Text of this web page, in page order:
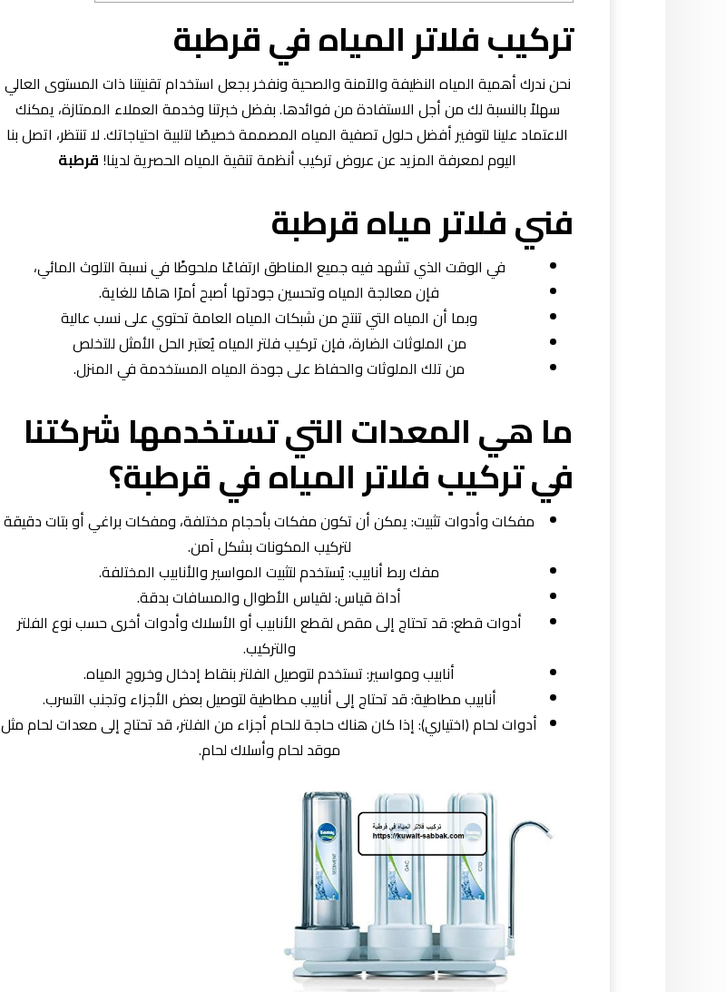
تركيب فلاتر المياه في قرطبة
نحن ندرك أهمية المياه النظيفة والآمنة والصحية ونفخر بجعل استخدام تقنيتنا ذات المستوى العالي
سهلاً بالنسبة لك من أجل الاستفادة من فوائدها. بفضل خبرتنا وخدمة العملاء الممتازة، يمكنك
الاعتماد علينا لتوفير أفضل حلول تصفية المياه المصممة خصيصًا لتلبية احتياجاتك. لا تنتظر، اتصل بنا
اليوم لمعرفة المزيد عن عروض تركيب أنظمة تنقية المياه الحصرية لدينا! قرطبة
فني فلاتر مياه قرطبة
في الوقت الذي تشهد فيه جميع المناطق ارتفاعًا ملحوظًا في نسبة التلوث المائي،
فإن معالجة المياه وتحسين جودتها أصبح أمرًا هامًا للغاية.
وبما أن المياه التي تنتج من شبكات المياه العامة تحتوي على نسب عالية
من الملوثات الضارة، فإن تركيب فلتر المياه يُعتبر الحل الأمثل للتخلص
من تلك الملوثات والحفاظ على جودة المياه المستخدمة في المنزل.
ما هي المعدات التي تستخدمها شركتنا
في تركيب فلاتر المياه في قرطبة؟
مفكات وأدوات تثبيت: يمكن أن تكون مفكات بأحجام مختلفة، ومفكات براغي أو بتات دقيقة
لتركيب المكونات بشكل آمن.
مفك ربط أنابيب: يُستخدم لتثبيت المواسير والأنابيب المختلفة.
أداة قياس: لقياس الأطوال والمسافات بدقة.
أدوات قطع: قد تحتاج إلى مقص لقطع الأنابيب أو الأسلاك وأدوات أخرى حسب نوع الفلتر
والتركيب.
أنابيب ومواسير: تستخدم لتوصيل الفلتر بنقاط إدخال وخروج المياه.
أنابيب مطاطية: قد تحتاج إلى أنابيب مطاطية لتوصيل بعض الأجزاء وتجنب التسرب.
أدوات لحام (اختياري): إذا كان هناك حاجة للحام أجزاء من الفلتر، قد تحتاج إلى معدات لحام مثل
موقد لحام وأسلاك لحام.